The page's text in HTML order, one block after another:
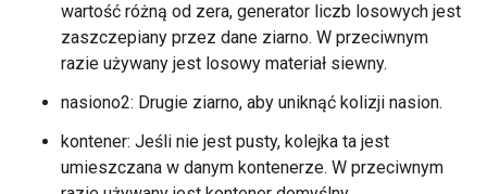
wartość różną od zera, generator liczb losowych jest
zaszczepiany przez dane ziarno. W przeciwnym
razie używany jest losowy materiał siewny.
nasiono2: Drugie ziarno, aby uniknąć kolizji nasion.
kontener: Jeśli nie jest pusty, kolejka ta jest
umieszczana w danym kontenerze. W przeciwnym